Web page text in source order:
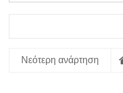
Νεότερη ανάρτηση